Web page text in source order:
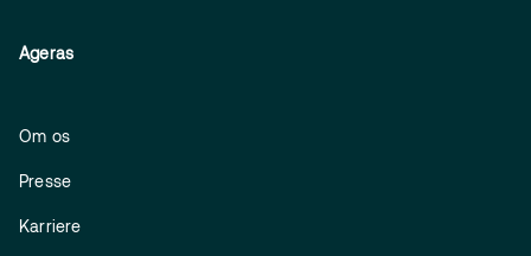
Ageras
Om os
Presse
Karriere